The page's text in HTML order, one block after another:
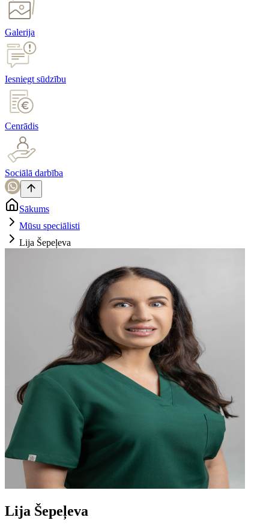
Galerija
Iesniegt sūdzību
Cenrādis
Sociālā darbība
Sākums
Mūsu speciālisti
Lija Šepeļeva
Lija Šepeļeva